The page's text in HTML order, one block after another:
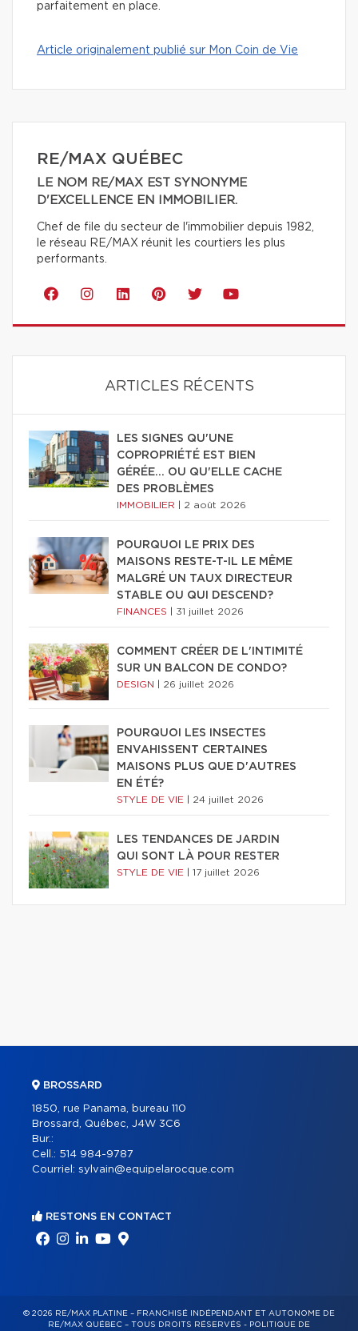
parfaitement en place.
Article originalement publié sur Mon Coin de Vie
RE/MAX QUÉBEC
LE NOM RE/MAX EST SYNONYME
D'EXCELLENCE EN IMMOBILIER.
Chef de file du secteur de l'immobilier depuis 1982,
le réseau RE/MAX réunit les courtiers les plus
performants.
ARTICLES RÉCENTS
LES SIGNES QU'UNE
COPROPRIÉTÉ EST BIEN
GÉRÉE… OU QU'ELLE CACHE
DES PROBLÈMES
IMMOBILIER 2 août 2026
POURQUOI LE PRIX DES
MAISONS RESTE-T-IL LE MÊME
MALGRÉ UN TAUX DIRECTEUR
STABLE OU QUI DESCEND?
FINANCES 31 juillet 2026
COMMENT CRÉER DE L'INTIMITÉ
SUR UN BALCON DE CONDO?
DESIGN 26 juillet 2026
POURQUOI LES INSECTES
ENVAHISSENT CERTAINES
MAISONS PLUS QUE D'AUTRES
EN ÉTÉ?
STYLE DE VIE 24 juillet 2026
LES TENDANCES DE JARDIN
QUI SONT LÀ POUR RESTER
STYLE DE VIE 17 juillet 2026
BROSSARD
1850, rue Panama, bureau 110
Brossard, Québec, J4W 3C6
Bur.:
Cell.: 514 984-9787
Courriel: sylvain@equipelarocque.com
RESTONS EN CONTACT
© 2026 RE/MAX PLATINE – FRANCHISÉ INDÉPENDANT ET AUTONOME DE
RE/MAX QUÉBEC – TOUS DROITS RÉSERVÉS - POLITIQUE DE